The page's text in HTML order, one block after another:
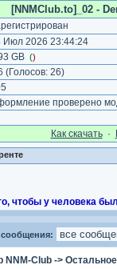
[NNMClub.to]_02 -
Июл 2026 23:44:24
GB ()
(Голосов: 26)
проверено
Как cкачать·
чтобы у человека
сообщения:
NNM-Club -> Остальное